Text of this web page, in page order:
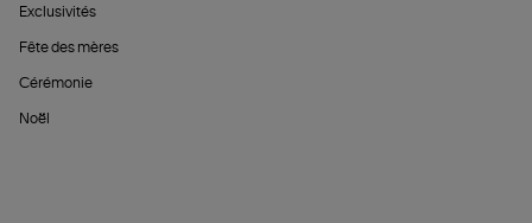
Exclusivités
Fête des mères
Cérémonie
Noël